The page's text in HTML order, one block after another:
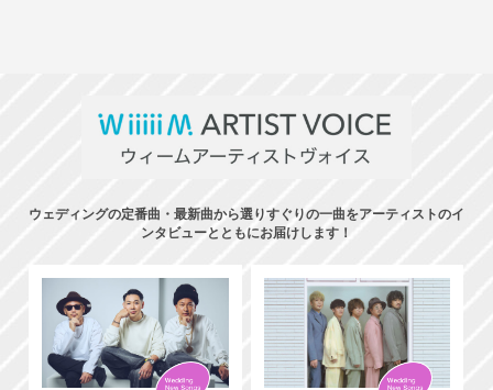
ウェディングの定番曲・最新曲から選りすぐりの一曲をアーティストのイ
ンタビューとともにお届けします！